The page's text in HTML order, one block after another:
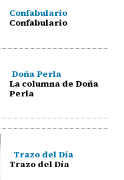
Confabulario
Confabulario
Doña Perla
La columna de Doña
Perla
Trazo del Día
Trazo del Día